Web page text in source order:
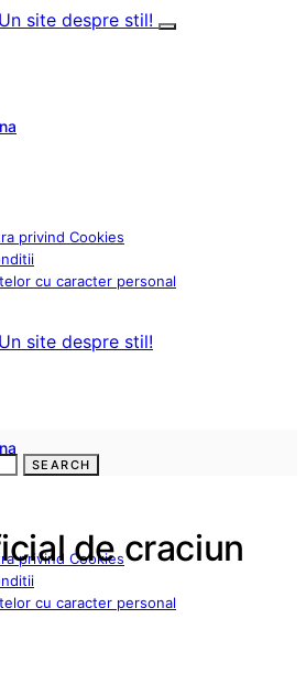
privind Cookies
cu caracter personal
privind Cookies
cu caracter personal
SEARCH
de craciun